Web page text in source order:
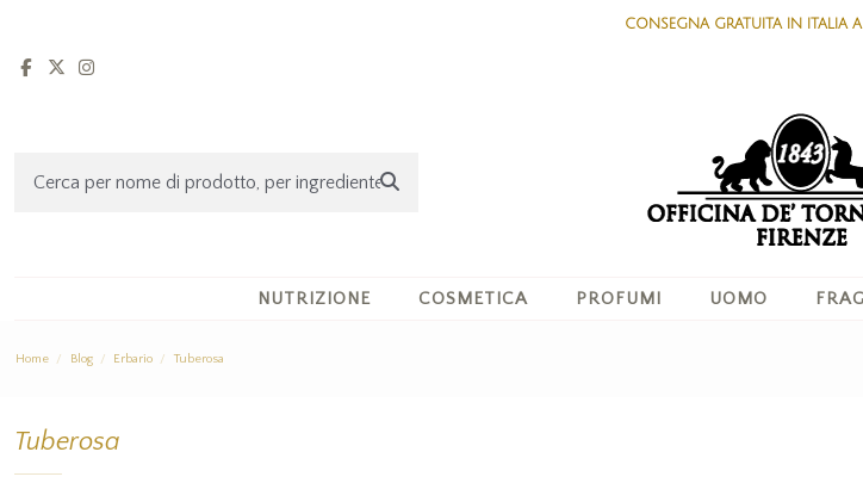
CONSEGNA GRATUITA IN ITALIA
NUTRIZIONE COSMETICA PROFUMI UOMO
Home Blog Erbario Tuberosa
Tuberosa